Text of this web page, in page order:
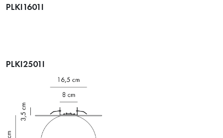
PLKI1601I
PLKI2501I